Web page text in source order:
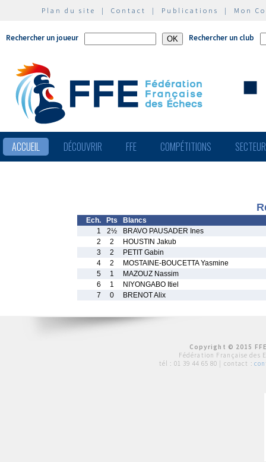
Plan du site | Contact | Publications | Mon
Rechercher un joueur Rechercher un club
ACCUEIL DÉCOUVRIR FFE COMPÉTITIONS
Ech. Pts
Blancs
1
2½
BRAVO PAUSADER Ines
2
2
HOUSTIN Jakub
3
2
PETIT Gabin
4
2
MOSTAINE-BOUCETTA Yasmine
5
1
MAZOUZ Nassim
6
1
NIYONGABO Itiel
7
0 BRENOT Alix
Copyright © 2015
Fédération Française des
tél : 01 39 44 65 80 | contact :